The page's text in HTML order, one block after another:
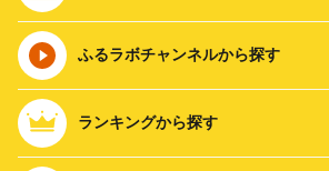
ふるラボチャンネルから探す
ランキングから探す